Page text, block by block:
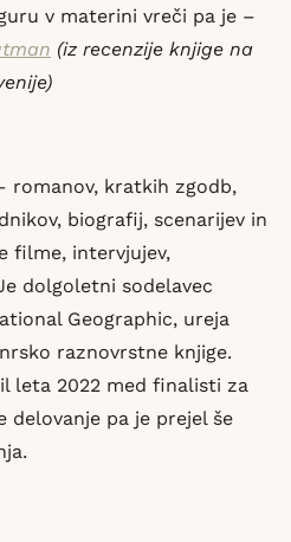
v materini vreči pa je –
(iz recenzije knjige na
romanov, kratkih zgodb,
bio­grafij, scenarijev in
filme, intervjujev,
dolgoletni sodelavec
Geographic, ureja
raznovrstne knjige.
leta 2022 med finalisti za
delovanje pa je prejel še